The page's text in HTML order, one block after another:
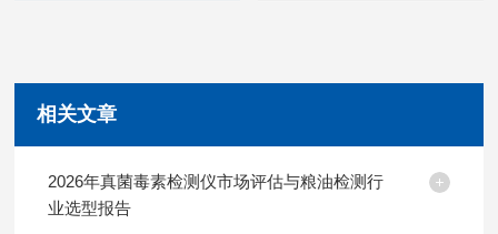
相关文章
2026年真菌毒素检测仪市场评估与粮油检测行
业选型报告